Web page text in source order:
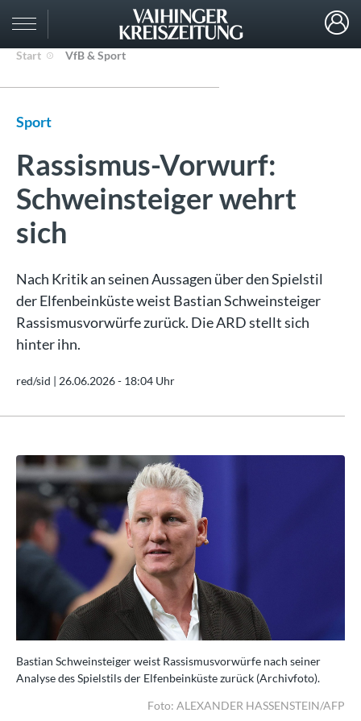
Start VfB & Sport
Sport
Rassismus-Vorwurf:
Schweinsteiger wehrt
sich
Nach Kritik an seinen Aussagen über den Spielstil
der Elfenbeinküste weist Bastian Schweinsteiger
Rassismusvorwürfe zurück. Die ARD stellt sich
hinter ihn.
red/sid | 26.06.2026 - 18:04 Uhr
Bastian Schweinsteiger weist Rassismusvorwürfe nach seiner
Analyse des Spielstils der Elfenbeinküste zurück (Archivfoto).
Foto: ALEXANDER HASSENSTEIN/AFP